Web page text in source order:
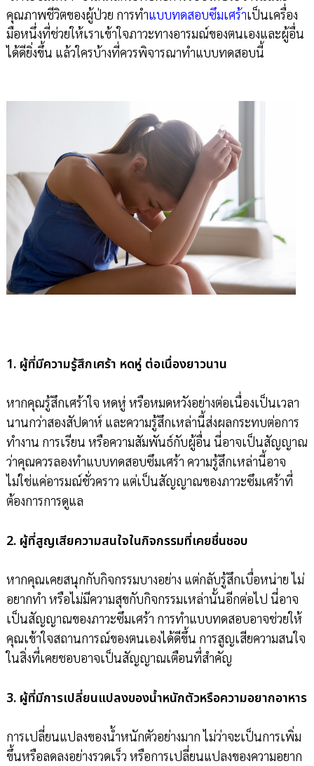
คุณภาพชีวิตของผู้ป่วย การทำแบบทดสอบซึมเศร้าเป็นเครื่อง
มือหนึ่งที่ช่วยให้เราเข้าใจภาวะทางอารมณ์ของตนเองและผู้อื่น
ได้ดียิ่งขึ้น แล้วใครบ้างที่ควรพิจารณาทำแบบทดสอบนี้
1. ผู้ที่มีความรู้สึกเศร้า หดหู่ ต่อเนื่องยาวนาน
หากคุณรู้สึกเศร้าใจ หดหู่ หรือหมดหวังอย่างต่อเนื่องเป็นเวลา
นานกว่าสองสัปดาห์ และความรู้สึกเหล่านี้ส่งผลกระทบต่อการ
ทำงาน การเรียน หรือความสัมพันธ์กับผู้อื่น นี่อาจเป็นสัญญาณ
ว่าคุณควรลองทำแบบทดสอบซึมเศร้า ความรู้สึกเหล่านี้อาจ
ไม่ใช่แค่อารมณ์ชั่วคราว แต่เป็นสัญญาณของภาวะซึมเศร้าที่
ต้องการการดูแล
2. ผู้ที่สูญเสียความสนใจในกิจกรรมที่เคยชื่นชอบ
หากคุณเคยสนุกกับกิจกรรมบางอย่าง แต่กลับรู้สึกเบื่อหน่าย ไม่
อยากทำ หรือไม่มีความสุขกับกิจกรรมเหล่านั้นอีกต่อไป นี่อาจ
เป็นสัญญาณของภาวะซึมเศร้า การทำแบบทดสอบอาจช่วยให้
คุณเข้าใจสถานการณ์ของตนเองได้ดีขึ้น การสูญเสียความสนใจ
ในสิ่งที่เคยชอบอาจเป็นสัญญาณเตือนที่สำคัญ
3. ผู้ที่มีการเปลี่ยนแปลงของน้ำหนักตัวหรือความอยากอาหาร
การเปลี่ยนแปลงของน้ำหนักตัวอย่างมาก ไม่ว่าจะเป็นการเพิ่ม
ขึ้นหรือลดลงอย่างรวดเร็ว หรือการเปลี่ยนแปลงของความอยาก